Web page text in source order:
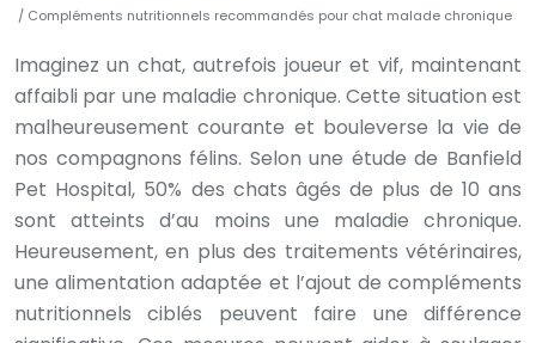
/ Compléments nutritionnels recommandés pour chat malade chronique
Imaginez un chat, autrefois joueur et vif, maintenant
affaibli par une maladie chronique. Cette situation est
malheureusement courante et bouleverse la vie de
nos compagnons félins. Selon une étude de Banfield
Pet Hospital, 50% des chats âgés de plus de 10 ans
sont atteints d’au moins une maladie chronique.
Heureusement, en plus des traitements vétérinaires,
une alimentation adaptée et l’ajout de compléments
nutritionnels ciblés peuvent faire une différence